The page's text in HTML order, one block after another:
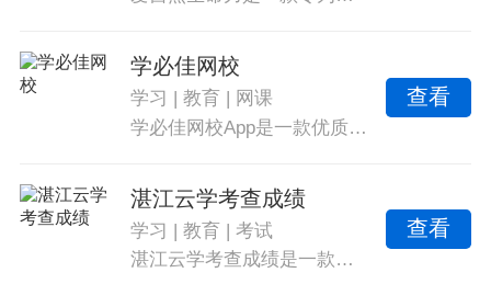
学必佳网校
学习 |教育 | 网课
学必佳网校App是一款优质的手机网课学习软件。用户能够通过学必佳网校App获得最好的学习教育体验，并提升学习成绩。每一期线上课程都提供不同的知识内容，涵盖全部学科。通过视频授课和直播授课方式，学生可以随时在线学习，并且具有无限回放、辅导答疑和家长旁听等功能。
查看
湛江云学考查成绩
学习 |教育 |考试
湛江云学考查成绩是一款专业的教育学习软件，为用户提供便捷的在线备考和模拟考试服务，同时拥有全方位的考试服务项目和海量的考试资源。用户可以快速参加更多的考试，提升自己的能力，所有用户都经过实名认证，确保身份真实。
查看